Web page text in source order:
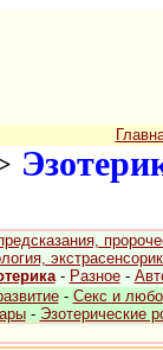
- Разное-
- Секс и
- Эзотерические